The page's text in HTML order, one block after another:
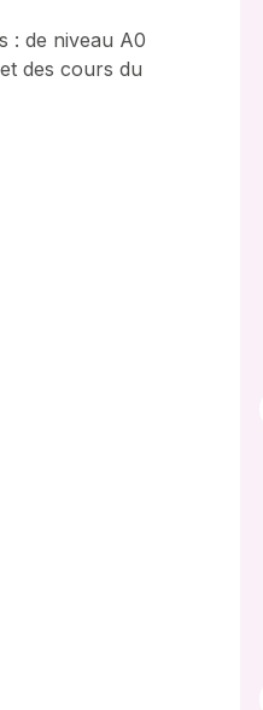
: de niveau A0
des cours du